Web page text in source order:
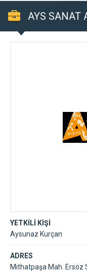
AYS SANAT
YETKİLİ KİŞİ
Aysunaz Kurçan
ADRES
Mithatpaşa Mah. Ersöz